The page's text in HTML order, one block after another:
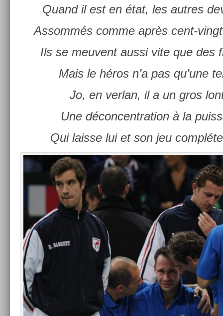
Quand il est en état, les aut­res
As­sommés comme après cent-
Ils se meuvent aussi vite que des
Mais le héros n’a pas qu’une
Jo, en ver­lan, il a un gros
Une décon­centra­tion à la
Qui lais­se lui et son jeu